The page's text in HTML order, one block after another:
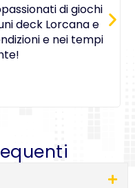
di giochi
deck Lorcana e
e nei tempi